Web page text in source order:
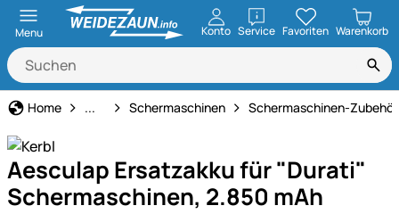
Menu Konto ServiceöffnenFavoriten Warenkorb
Home Tierbedarf
... Schermaschinen Schermaschinen-Zubehör
Aesculap Ersatzakku für "Durati"
Schermaschinen, 2.850 mAh